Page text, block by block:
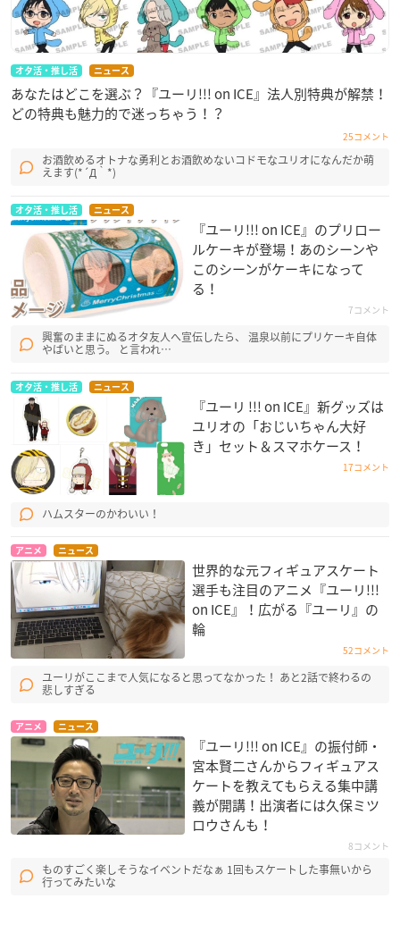
オタ活・推し活 ニュース
あなたはどこを選ぶ？『ユーリ!!! on ICE』法人別特典が解禁！
どの特典も魅力的で迷っちゃう！？
25コメント
お酒飲めるオトナな勇利とお酒飲めないコドモなユリオになんだか萌
えます(*´Д｀*)
オタ活・推し活 ニュース
『ユーリ!!! on ICE』のプリロー
ルケーキが登場！あのシーンや
このシーンがケーキになって
る！
7コメント
興奮のままにぬるオタ友人へ宣伝したら、 温泉以前にプリケーキ自体
やばいと思う。 と言われ…
オタ活・推し活 ニュース
『ユーリ !!! on ICE』新グッズは
ユリオの「おじいちゃん大好
き」セット＆スマホケース！
17コメント
ハムスターのかわいい！
アニメ ニュース
世界的な元フィギュアスケート
選手も注目のアニメ『ユーリ!!!
on ICE』！広がる『ユーリ』の
輪
52コメント
ユーリがここまで人気になると思ってなかった！ あと2話で終わるの
悲しすぎる
アニメ ニュース
『ユーリ!!! on ICE』の振付師・
宮本賢二さんからフィギュアス
ケートを教えてもらえる集中講
義が開講！出演者には久保ミツ
ロウさんも！
8コメント
ものすごく楽しそうなイベントだなぁ 1回もスケートした事無いから
行ってみたいな